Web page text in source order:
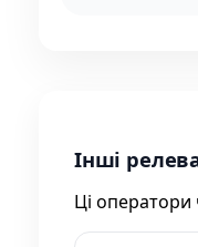
Інші
Ці оператори